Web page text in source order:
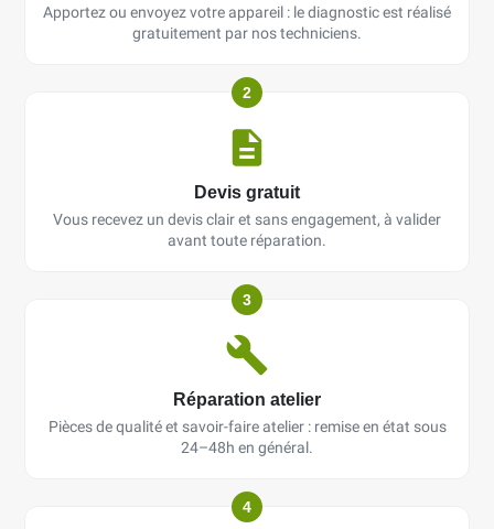
Apportez ou envoyez votre appareil : le diagnostic est réalisé
gratuitement par nos techniciens.
2
Devis gratuit
Vous recevez un devis clair et sans engagement, à valider
avant toute réparation.
3
Réparation atelier
Pièces de qualité et savoir-faire atelier : remise en état sous
24–48h en général.
4